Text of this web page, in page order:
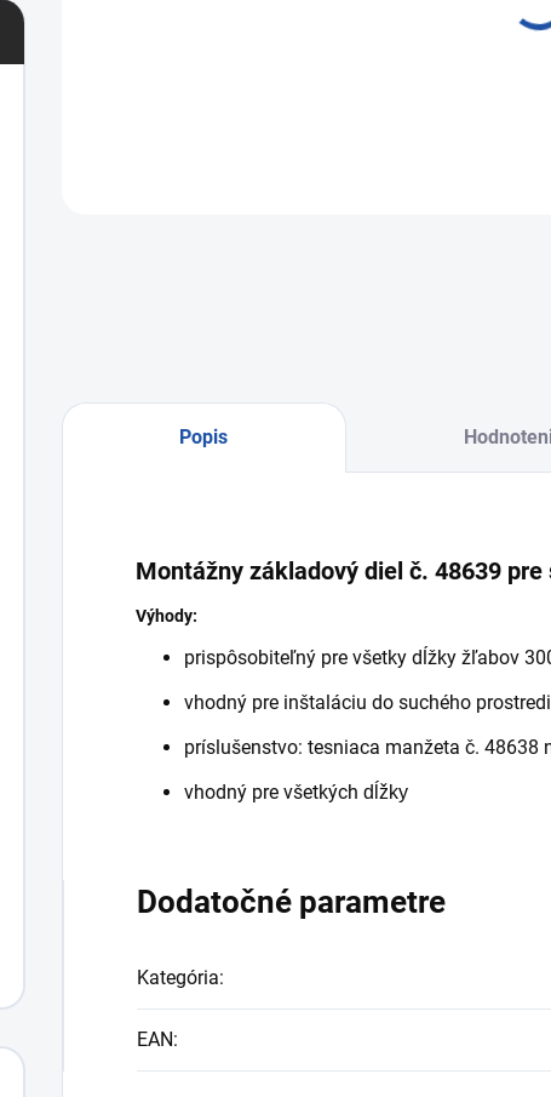
Popis
Montážny základový diel č. 48639
Výhody:
prispôsobiteľný pre všetky dĺžky žľabov
vhodný pre inštaláciu do suchého
príslušenstvo: tesniaca manžeta č. 48638
vhodný pre všetkých dĺžky
Dodatočné parametre
Kategória:
EAN: